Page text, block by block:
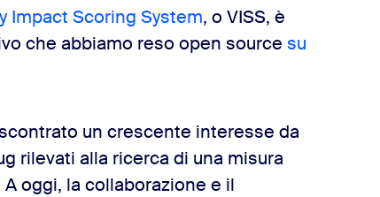
Impact Scoring System, o VISS, è
che abbiamo reso open source su
un crescente interesse da
rilevati alla ricerca di una misura
oggi, la collaborazione e il